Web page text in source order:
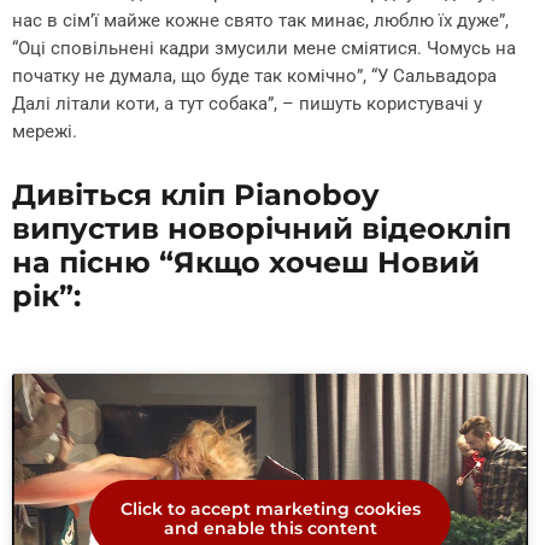
нас в сім’ї майже кожне свято так минає, люблю їх дуже”,
“Оці сповільнені кадри змусили мене сміятися. Чомусь на
початку не думала, що буде так комічно”, “У Сальвадора
Далі літали коти, а тут собака”, – пишуть користувачі у
мережі.
Дивіться кліп Pianoboy
випустив новорічний відеокліп
на пісню “Якщо хочеш Новий
рік”:
Click to accept marketing cookies
and enable this content